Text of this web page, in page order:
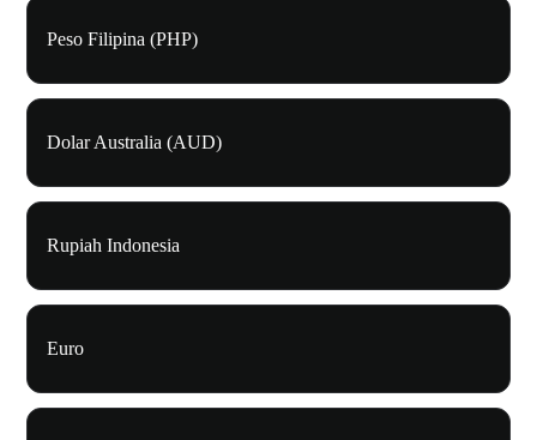
Peso Filipina (PHP)
Dolar Australia (AUD)
Rupiah Indonesia
Euro